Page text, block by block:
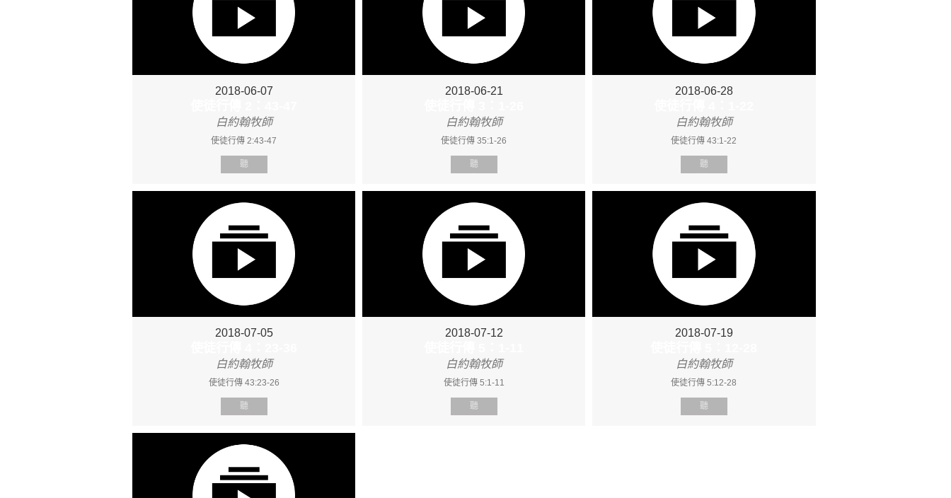
2018-06-07
白約翰牧師
使徒行傳 2:43-47
聽
2018-06-21
白約翰牧師
使徒行傳 35:1-26
聽
2018-06-28
白約翰牧師
使徒行傳 43:1-22
聽
2018-07-05
白約翰牧師
使徒行傳 43:23-26
聽
2018-07-12
白約翰牧師
使徒行傳 5:1-11
聽
2018-07-19
白約翰牧師
使徒行傳 5:12-28
聽